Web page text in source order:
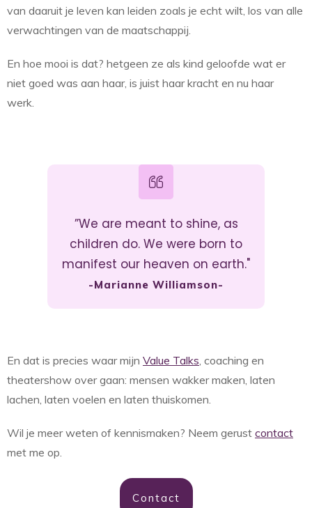
van daaruit je leven kan leiden zoals je echt wilt, los van alle
verwachtingen van de maatschappij.
En hoe mooi is dat? hetgeen ze als kind geloofde wat er
niet goed was aan haar, is juist haar kracht en nu haar
werk.
”We are meant to shine, as
children do. We were born to
manifest our heaven on earth."
-Marianne Williamson-
En dat is precies waar mijn Value Talks , coaching en
theatershow over gaan: mensen wakker maken, laten
lachen, laten voelen en laten thuiskomen.
Wil je meer weten of kennismaken? Neem gerust contact
met me op.
Contact